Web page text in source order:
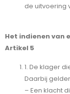
de uitvoering
Het indienen van
Artikel 5
1. De klager
Daarbij
– Een klacht